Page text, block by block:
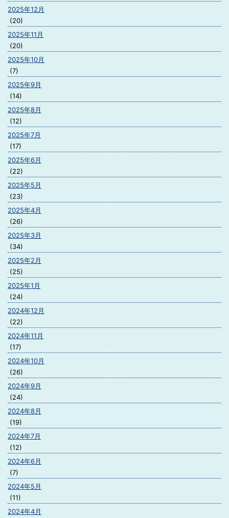
2025年12月
(20)
2025年11月
(20)
2025年10月
(7)
2025年9月
(14)
2025年8月
(12)
2025年7月
(17)
2025年6月
(22)
2025年5月
(23)
2025年4月
(26)
2025年3月
(34)
2025年2月
(25)
2025年1月
(24)
2024年12月
(22)
2024年11月
(17)
2024年10月
(26)
2024年9月
(24)
2024年8月
(19)
2024年7月
(12)
2024年6月
(7)
2024年5月
(11)
2024年4月